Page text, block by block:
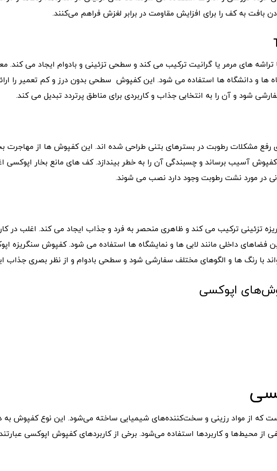
بافت به کف را برای افزایش مقاومت در برابر لغزش فراهم می‌کنند.
های مرمر یا گرانیت ترکیب می کند و سطحی تزئینی و بادوام ایجاد می کند.
ها و دانشگاه ها استفاده می شود. این کفپوش سطحی بدون درز و کم تعمیر را
شود و آن را به انتخابی جذاب و کاربردی برای مناطق پرتردد تبدیل می کند.
مشکلات رطوبت در بسترهای بتنی طراحی شده اند. این کفپوش ها از مهاجرت
آسیب برساند و چسبندگی آن را به خطر بیندازد. کف های مانع بخار اپوکسی
در مورد نشت رطوبت وجود دارد نصب می شوند.
تزئینی ترکیب می کند و ظاهری منحصر به فرد و جذاب ایجاد می کند. اغلب در
فضاهای داخلی مانند لابی ها و نمایشگاه ها استفاده می شود. کفپوش سنگریزه
با رنگ ها و الگوهای مختلف سفارشی شود و سطحی بادوام و از نظر بصری جذاب
اپوکسی
از مواد رزینی و سخت‌کننده‌های شیمیایی ساخته می‌شود. این نوع کفپوش به
از محیط‌ها و کاربردها استفاده می‌شود. برخی از کاربردهای کفپوش اپوکسی